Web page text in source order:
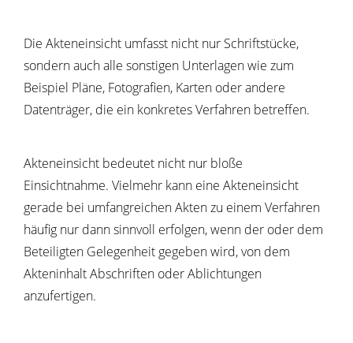
Die Akteneinsicht umfasst nicht nur Schriftstücke,
sondern auch alle sonstigen Unterlagen wie zum
Beispiel Pläne, Fotografien, Karten oder andere
Datenträger, die ein konkretes Verfahren betreffen.
Akteneinsicht bedeutet nicht nur bloße
Einsichtnahme. Vielmehr kann eine Akteneinsicht
gerade bei umfangreichen Akten zu einem Verfahren
häufig nur dann sinnvoll erfolgen, wenn der oder dem
Beteiligten Gelegenheit gegeben wird, von dem
Akteninhalt Abschriften oder Ablichtungen
anzufertigen.